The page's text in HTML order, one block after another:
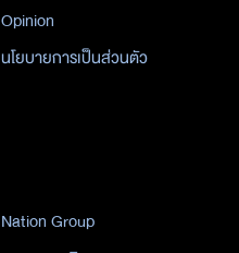
Opinion
นโยบายการเป็นส่วนตัว
Nation Group